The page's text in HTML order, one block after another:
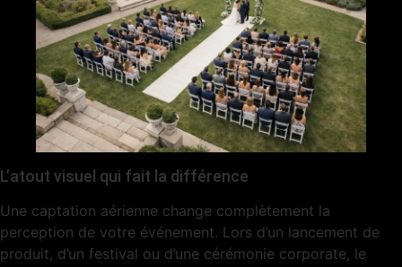
L’atout visuel qui fait la différence
Une captation aérienne change complètement la
perception de votre événement. Lors d’un lancement de
produit, d’un festival ou d’une cérémonie corporate, le